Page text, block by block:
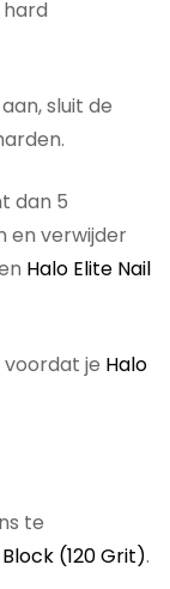
hard
sluit de
dan 5
en verwijder
Halo Elite Nail
voordat je Halo
te
(120 Grit).